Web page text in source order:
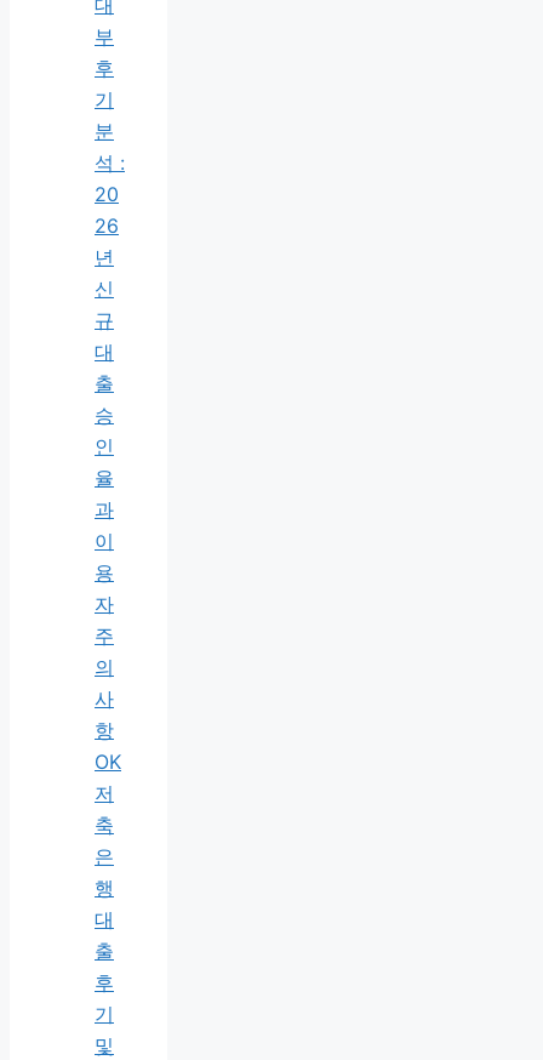
대
부
후
기
분
석 :
20
26
년
신
규
대
출
승
인
율
과
이
용
자
주
의
사
항
OK
저
축
은
행
대
출
후
기
및